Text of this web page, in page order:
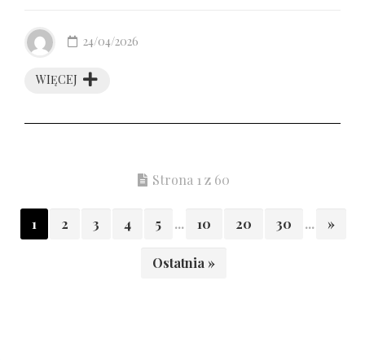
WIĘCEJ
24/04/2026
Strona 1 z 60
1 2 3 4 5 ... 10 20 30 ... »
Ostatnia »